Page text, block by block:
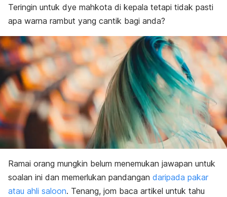
Teringin untuk dye mahkota di kepala tetapi tidak pasti
apa warna rambut yang cantik bagi anda?
Ramai orang mungkin belum menemukan jawapan untuk
soalan ini dan memerlukan pandangan daripada pakar
atau ahli saloon. Tenang, jom baca artikel untuk tahu